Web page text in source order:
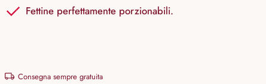
Fettine perfettamente porzionabili.
Consegna sempre gratuita